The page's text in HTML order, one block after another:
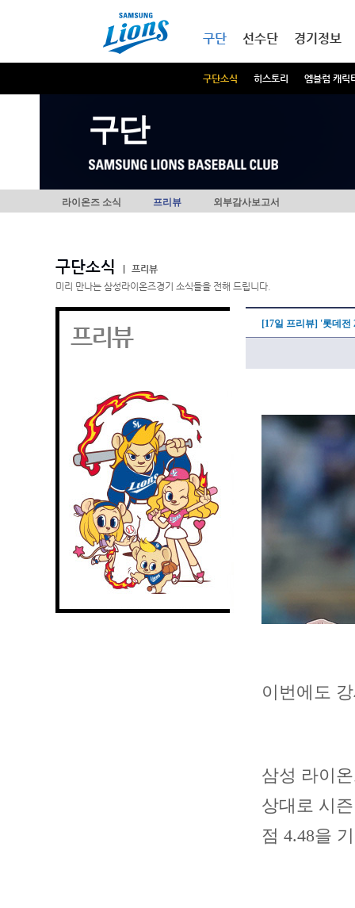
구단
구단소식 히스토리 엠블럼 캐릭
선수단 경기정보
구단
라이온즈 소식 프리뷰 외부감사보고서
구단소식
프리뷰
미리 만나는 삼성라이온즈경기 소식들을 전해 드립니다.
프리뷰 [17일 프리뷰] '롯데전
이번에도
삼성 라이
상대로 시
점 4.48을